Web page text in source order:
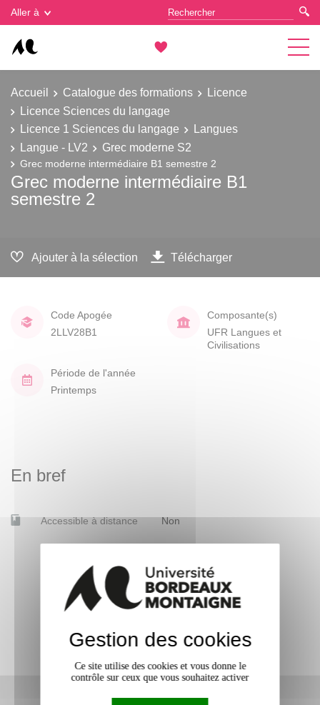
Aller à
Accueil Catalogue des formations
Licence
Licence Sciences du langage
Licence 1 Sciences du langage
Langues
Langue - LV2
Grec moderne S2
Grec moderne intermédiaire B1 semestre 2
Grec moderne intermédiaire B1
semestre 2
Ajouter à la sélection Télécharger
Code Apogée
2LLV28B1
Composante(s)
UFR Langues et
Civilisations
Période de l'année
Printemps
En bref
Accessible à distance Non
Gestion des cookies
Gestion des cookies
Ce site utilise des cookies et vous donne le
contrôle sur ceux que vous souhaitez activer